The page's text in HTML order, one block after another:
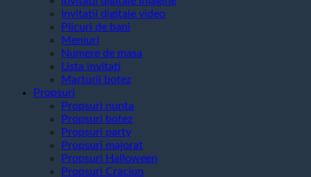
Invitatii digitale video
Plicuri de bani
Meniuri
Numere de masa
Lista invitati
Marturii botez
Propsuri
Propsuri nunta
Propsuri botez
Propsuri party
Propsuri majorat
Propsuri Halloween
Propsuri Craciun